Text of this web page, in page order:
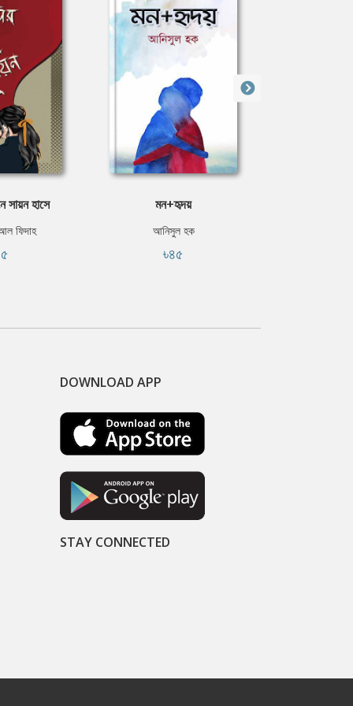
সায়ন হাসে
ফিদাহ
মন+হৃদয়
আনিসুল হক
৳৪৫
DOWNLOAD APP
STAY CONNECTED